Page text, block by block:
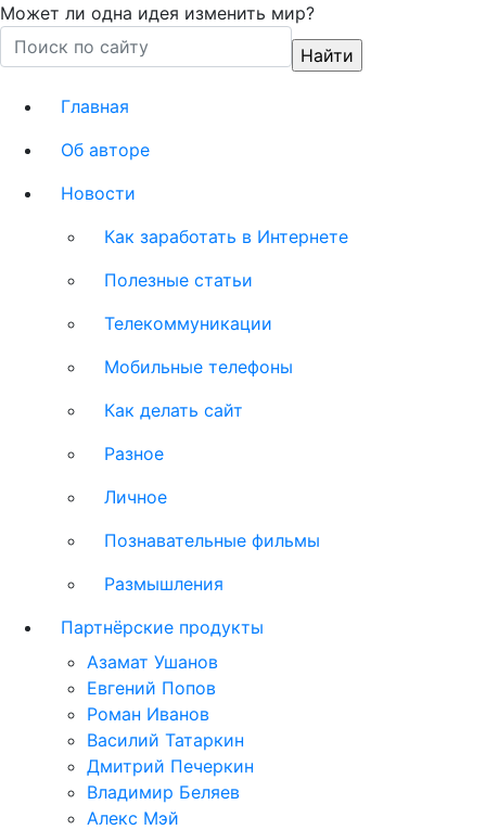
Может ли одна идея изменить мир?
Главная
Об авторе
Новости
Как заработать в Интернете
Полезные статьи
Телекоммуникации
Мобильные телефоны
Как делать сайт
Разное
Личное
Познавательные фильмы
Размышления
Партнёрские продукты
Азамат Ушанов
Евгений Попов
Роман Иванов
Василий Татаркин
Дмитрий Печеркин
Владимир Беляев
Алекс Мэй